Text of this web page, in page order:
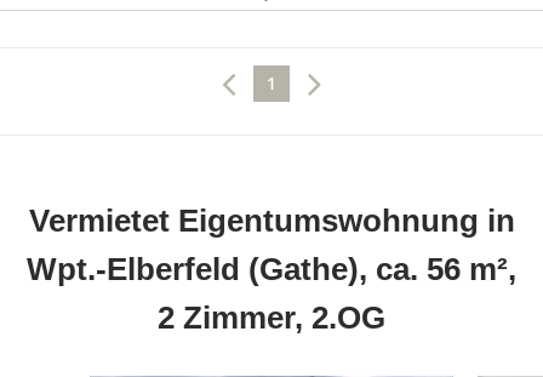
1
Vermietet Eigentumswohnung in
Wpt.-Elberfeld (Gathe), ca. 56 m²,
2 Zimmer, 2.OG